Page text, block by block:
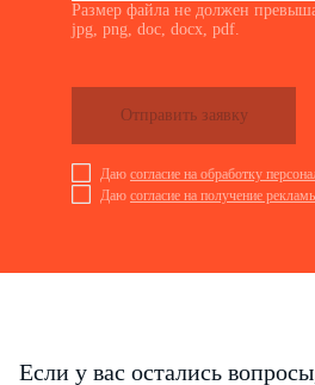
Размер файла не должен
jpg, png, doc, docx, pdf.
Отправить заявку
Даю согласие на обработку
Даю согласие на получение
Если у вас остались